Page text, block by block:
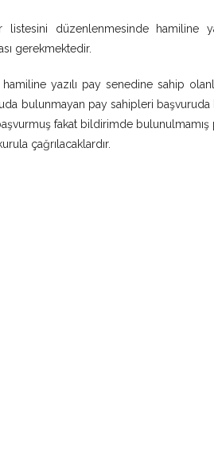
listesini düzenlenmesinde hamiline
gerekmektedir.
yazılı pay senedine sahip
bulunmayan pay sahipleri
fakat bildirimde
çağrılacaklardır.